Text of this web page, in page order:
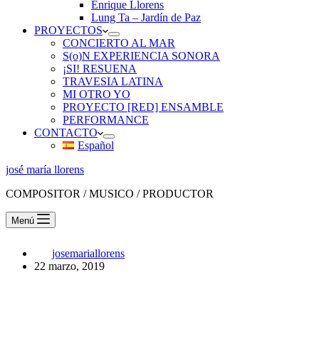
Enrique Llorens
Lung Ta – Jardín de Paz
PROYECTOS
CONCIERTO AL MAR
S(o)N EXPERIENCIA SONORA
¡SI! RESUENA
TRAVESIA LATINA
MI OTRO YO
PROYECTO [RED] ENSAMBLE
PERFORMANCE
CONTACTO
Español
josé maría llorens
COMPOSITOR / MUSICO / PRODUCTOR
Menú
josemariallorens
22 marzo, 2019